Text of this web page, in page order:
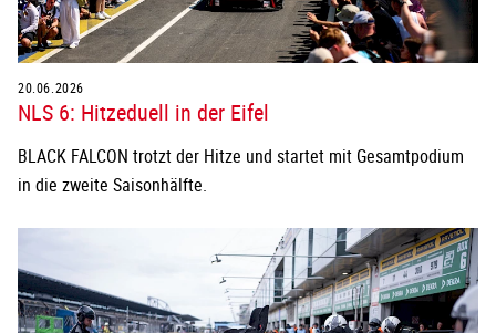
20.06.2026
NLS 6: Hitzeduell in der Eifel
BLACK FALCON trotzt der Hitze und startet mit Gesamtpodium
in die zweite Saisonhälfte.